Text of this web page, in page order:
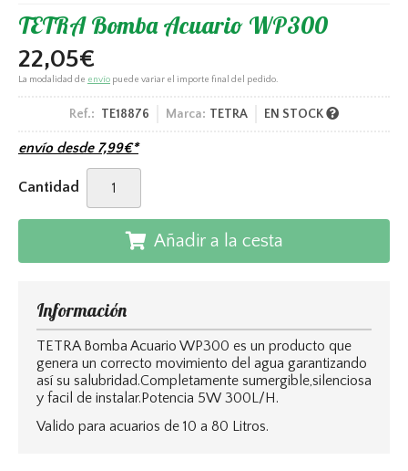
TETRA Bomba Acuario WP300
22,05€
La modalidad de envío puede variar el importe final del pedido.
Ref.: TE18876 Marca: TETRA EN STOCK
envío desde 7,99€*
Cantidad
Añadir a la cesta
Información
TETRA Bomba Acuario WP300 es un producto que
genera un correcto movimiento del agua garantizando
así su salubridad.Completamente sumergible,silenciosa
y facil de instalar.Potencia 5W 300L/H.
Valido para acuarios de 10 a 80 Litros.